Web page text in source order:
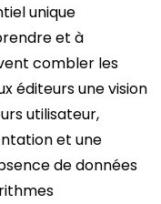
unique
et à
combler les
éditeurs une vision
utilisateur,
et une
de données